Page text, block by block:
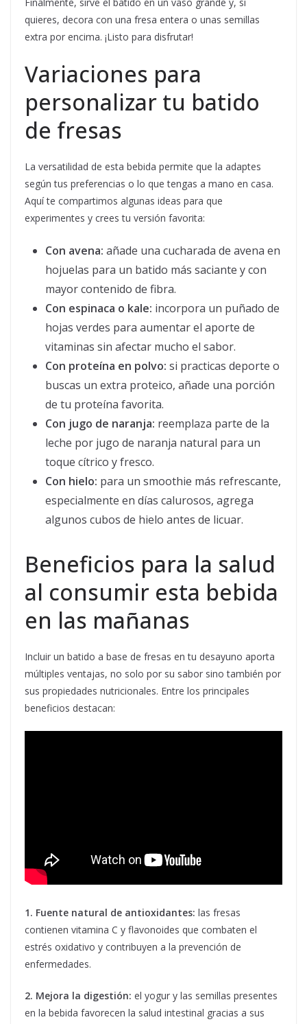
Finalmente, sirve el batido en un vaso grande y, si
quieres, decora con una fresa entera o unas semillas
extra por encima. ¡Listo para disfrutar!
Variaciones para
personalizar tu batido
de fresas
La versatilidad de esta bebida permite que la adaptes
según tus preferencias o lo que tengas a mano en casa.
Aquí te compartimos algunas ideas para que
experimentes y crees tu versión favorita:
Con avena: añade una cucharada de avena en
hojuelas para un batido más saciante y con
mayor contenido de fibra.
Con espinaca o kale: incorpora un puñado de
hojas verdes para aumentar el aporte de
vitaminas sin afectar mucho el sabor.
Con proteína en polvo: si practicas deporte o
buscas un extra proteico, añade una porción
de tu proteína favorita.
Con jugo de naranja: reemplaza parte de la
leche por jugo de naranja natural para un
toque cítrico y fresco.
Con hielo: para un smoothie más refrescante,
especialmente en días calurosos, agrega
algunos cubos de hielo antes de licuar.
Beneficios para la salud
al consumir esta bebida
en las mañanas
Incluir un batido a base de fresas en tu desayuno aporta
múltiples ventajas, no solo por su sabor sino también por
sus propiedades nutricionales. Entre los principales
beneficios destacan:
1. Fuente natural de antioxidantes: las fresas
contienen vitamina C y flavonoides que combaten el
estrés oxidativo y contribuyen a la prevención de
enfermedades.
2. Mejora la digestión: el yogur y las semillas presentes
en la bebida favorecen la salud intestinal gracias a sus